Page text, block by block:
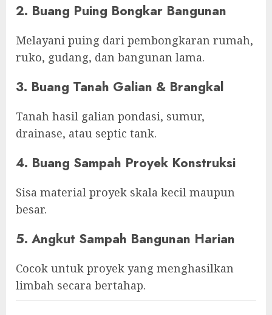
2. Buang Puing Bongkar Bangunan
Melayani puing dari pembongkaran rumah,
ruko, gudang, dan bangunan lama.
3. Buang Tanah Galian & Brangkal
Tanah hasil galian pondasi, sumur,
drainase, atau septic tank.
4. Buang Sampah Proyek Konstruksi
Sisa material proyek skala kecil maupun
besar.
5. Angkut Sampah Bangunan Harian
Cocok untuk proyek yang menghasilkan
limbah secara bertahap.